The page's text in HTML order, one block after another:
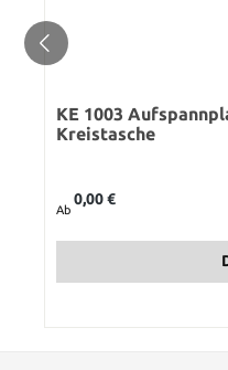
KE 1003
Kreistasche
Ab
0,00 €